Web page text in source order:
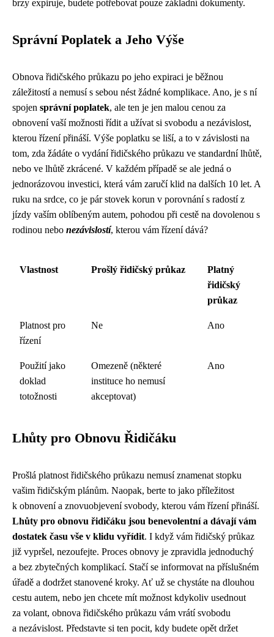
brzy expiruje, budete potřebovat pouze základní dokumenty.
Správní Poplatek a Jeho Výše
Obnova řidičského průkazu po jeho expiraci je běžnou
záležitostí a nemusí s sebou nést žádné komplikace. Ano, je s ní
spojen správní poplatek, ale ten je jen malou cenou za
obnovení vaší možnosti řídit a užívat si svobodu a nezávislost,
kterou řízení přináší. Výše poplatku se liší, a to v závislosti na
tom, zda žádáte o vydání řidičského průkazu ve standardní lhůtě,
nebo ve lhůtě zkrácené. V každém případě se ale jedná o
jednorázovou investici, která vám zaručí klid na dalších 10 let. A
ruku na srdce, co je pár stovek korun v porovnání s radostí z
jízdy vaším oblíbeným autem, pohodou při cestě na dovolenou s
rodinou nebo nezávislostí, kterou vám řízení dává?
Vlastnost Prošlý řidičský průkaz
Platný
řidičský
průkaz
Platnost pro
řízení
Ne Ano
Použití jako
doklad
totožnosti
Omezeně (některé
instituce ho nemusí
akceptovat)
Ano
Lhůty pro Obnovu Řidičáku
Prošlá platnost řidičského průkazu nemusí znamenat stopku
vašim řidičským plánům. Naopak, berte to jako příležitost
k obnovení a znovuobjevení svobody, kterou vám řízení přináší.
Lhůty pro obnovu řidičáku jsou benevolentní a dávají vám
dostatek času vše v klidu vyřídit. I když vám řidičský průkaz
již vypršel, nezoufejte. Proces obnovy je zpravidla jednoduchý
a bez zbytečných komplikací. Stačí se informovat na příslušném
úřadě a dodržet stanovené kroky. Ať už se chystáte na dlouhou
cestu autem, nebo jen chcete mít možnost kdykoliv usednout
za volant, obnova řidičského průkazu vám vrátí svobodu
a nezávislost. Představte si ten pocit, kdy budete opět držet